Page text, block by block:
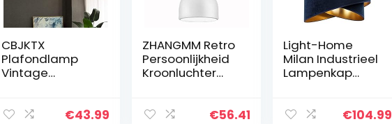
CBJKTX
Plafondlamp
Vintage
Woonkamerlam
€43.99
ZHANGMM Retro
Persoonlijkheid
Kroonluchter
Opknoping
€56.41
Light-Home
Milan Industrieel
Lampenkap
Hanglampe
€104.99